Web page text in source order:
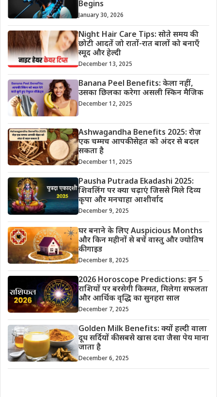
Begins
January 30, 2026
Night Hair Care Tips: सोते समय की
छोटी आदतें जो रातों-रात बालों को बनाएँ
स्मूद और हेल्दी
December 13, 2025
Banana Peel Benefits: केला नहीं,
उसका छिलका करेगा असली स्किन मैजिक
December 12, 2025
Ashwagandha Benefits 2025: रोज़
एक चम्मच आपकी सेहत को अंदर से बदल
सकता है
December 11, 2025
Pausha Putrada Ekadashi 2025:
शिवलिंग पर क्या चढ़ाएं जिससे मिले दिव्य
कृपा और मनचाहा आशीर्वाद
December 9, 2025
घर बनाने के लिए Auspicious Months
और किन महीनों से बचें वास्तु और ज्योतिष
की गाइड
December 8, 2025
2026 Horoscope Predictions: इन 5
राशियों पर बरसेगी किस्मत, मिलेगा सफलता
और आर्थिक वृद्धि का सुनहरा साल
December 7, 2025
Golden Milk Benefits: क्यों हल्दी वाला
दूध सर्दियों की सबसे खास दवा जैसा पेय माना
जाता है
December 6, 2025